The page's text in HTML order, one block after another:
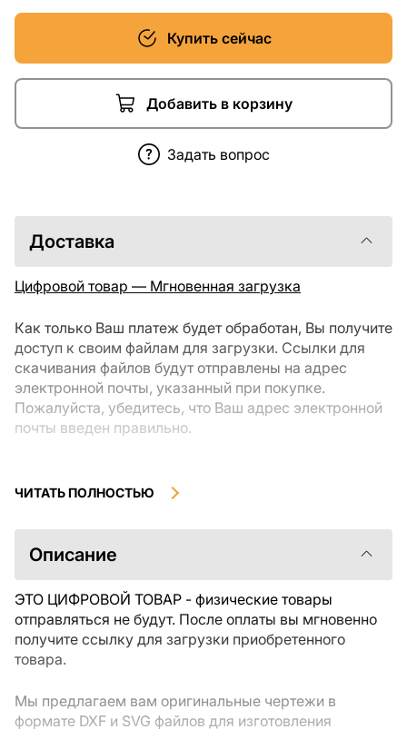
Купить сейчас
Добавить в корзину
Задать вопрос
Доставка
Цифровой товар — Мгновенная загрузка
Как только Ваш платеж будет обработан, Вы получите
доступ к своим файлам для загрузки. Ссылки для
скачивания файлов будут отправлены на адрес
электронной почты, указанный при покупке.
Пожалуйста, убедитесь, что Ваш адрес электронной
почты введен правильно.
загрузки, не подлежат возврату или обмену после их
ознакомиться с описанием товара и задать все
интересующие Вас вопросы перед покупкой. Если у
свяжитесь с продавцом напрямую.
ЧИТАТЬ ПОЛНОСТЬЮ
Описание
ЭТО ЦИФРОВОЙ ТОВАР - физические товары
отправляться не будут. После оплаты вы мгновенно
получите ссылку для загрузки приобретенного
товара.
Мы предлагаем вам оригинальные чертежи в
формате DXF и SVG файлов для изготовления